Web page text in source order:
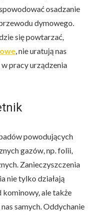
osadzanie
dymowego.
się powtarzać,
, nie uratują nas
pracy urządzenia
powodujących
gazów, np. folii,
Zanieczyszczenia
nie tylko działają
kominowy, ale także
samych. Oddychanie